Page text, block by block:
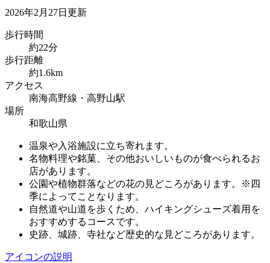
2026年2月27日更新
歩行時間
約22分
歩行距離
約1.6km
アクセス
南海高野線・高野山駅
場所
和歌山県
温泉や入浴施設に立ち寄れます。
名物料理や銘菓、その他おいしいものが食べられるお
店があります。
公園や植物群落などの花の見どころがあります。※四
季によってことなります。
自然道や山道を歩くため、ハイキングシューズ着用を
おすすめするコースです。
史跡、城跡、寺社など歴史的な見どころがあります。
アイコンの説明